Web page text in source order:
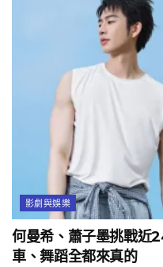
影劇與娛樂
何曼希、蕭子墨挑戰近
車、舞蹈全都來真的